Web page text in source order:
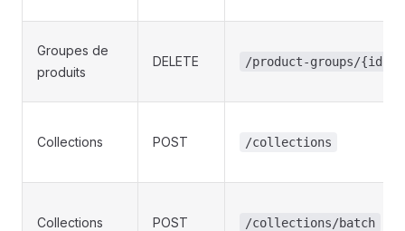
Groupes de
produits
DELETE /product-groups/{id}
Collections POST /collections
Collections POST /collections/batch